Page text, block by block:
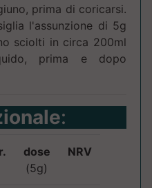
prima di coricarsi.
l'assunzione di 5g
sciolti in circa 200ml
prima e dopo
:
dose
(5g)
NRV